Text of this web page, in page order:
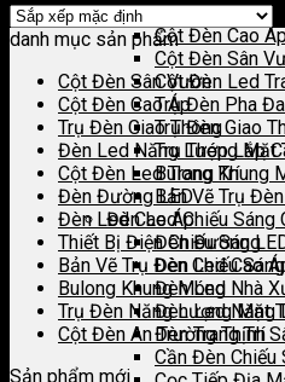
Cột Đèn Chiếu Sáng
Cột Đèn Cao
Cột Đèn Sân
Cột Đèn Led
Trụ Đèn Pha
Trụ Đèn Giao
Trụ Thép Lắp
Bulong Khung
Bản Vẽ Trụ
Đèn Led Chiếu Sáng
Đèn Đường
Đèn Led Cao
Đèn Led Nhà
Đèn Led Năng
Đèn Trang Trí
Cần Đèn Chiếu
danh mục sản phẩm
Cột Đèn Sân Vườn
Cột Đèn Cao Áp
Trụ Đèn Giao Thông
Đèn Led Năng Lượng Mặt
Cột Đèn Led Trang Trí
Đèn Đường LED
Đèn Led Cao Áp
Thiết Bị Điện Chiếu Sáng
Bản Vẽ Trụ Đèn Chiếu Sáng
Bulong Khung Móng
Trụ Đèn Năng Lượng Mặt
Cột Đèn An Trường Thịnh
Sản phẩm mới